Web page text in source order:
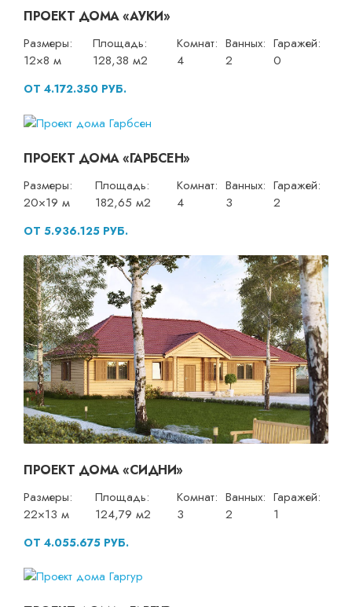
ПРОЕКТ ДОМА «АУКИ»
Размеры:
12×8 м
Площадь:
128,38 м2
Комнат:
4
Ванных:
2
Гаражей:
0
ОТ 4.172.350 РУБ.
ПРОЕКТ ДОМА «ГАРБСЕН»
Размеры:
20×19 м
Площадь:
182,65 м2
Комнат:
4
Ванных:
3
Гаражей:
2
ОТ 5.936.125 РУБ.
ПРОЕКТ ДОМА «СИДНИ»
Размеры:
22×13 м
Площадь:
124,79 м2
Комнат:
3
Ванных:
2
Гаражей:
1
ОТ 4.055.675 РУБ.